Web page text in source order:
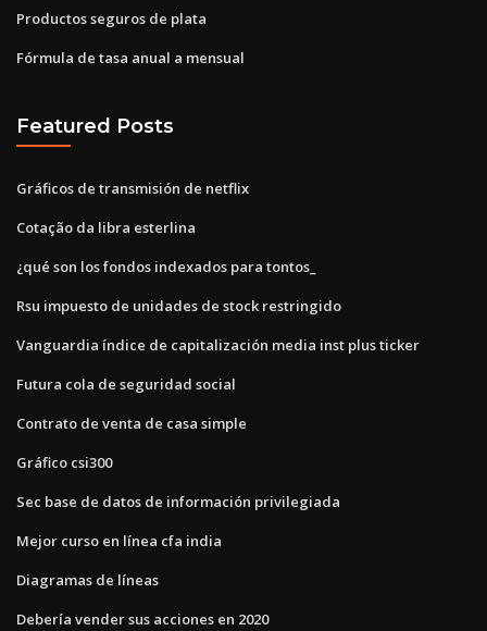
Productos seguros de plata
Fórmula de tasa anual a mensual
Featured Posts
Gráficos de transmisión de netflix
Cotação da libra esterlina
¿qué son los fondos indexados para tontos_
Rsu impuesto de unidades de stock restringido
Vanguardia índice de capitalización media inst plus ticker
Futura cola de seguridad social
Contrato de venta de casa simple
Gráfico csi300
Sec base de datos de información privilegiada
Mejor curso en línea cfa india
Diagramas de líneas
Debería vender sus acciones en 2020